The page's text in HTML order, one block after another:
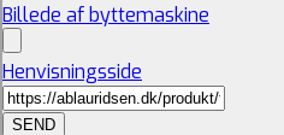
Billede af byttemaskine
Henvisningsside
SEND